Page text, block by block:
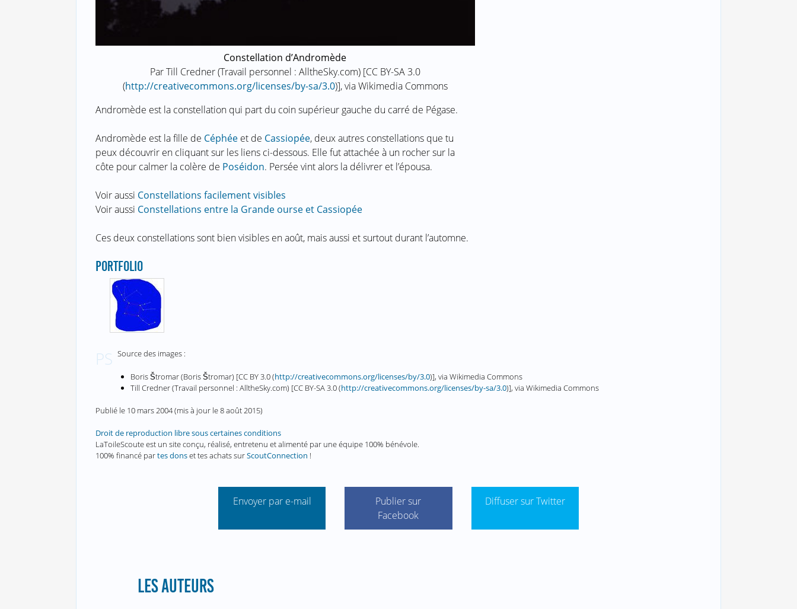
Constellation d’Andromède
Par Till Credner (Travail personnel : AlltheSky.com) [CC BY-SA 3.0
(http://creativecommons.org/licenses/by-sa/3.0)], via Wikimedia Commons
Andromède est la constellation qui part du coin supérieur gauche du carré de Pégase.
Andromède est la fille de Céphéeet de Cassiopée, deux autres constellations que tu
peux découvrir en cliquant sur les liens ci-dessous. Elle fut attachée à un rocher sur la
côte pour calmer la colère de Poséidon. Persée vint alors la délivrer et l’épousa.
Voir aussi Constellations facilement visibles
Voir aussi Constellations entre la Grande ourse et Cassiopée
Ces deux constellations sont bien visibles en août, mais aussi et surtout durant l’automne.
PORTFOLIO
PS Source des images :
Boris Štromar (Boris Štromar) [CC BY 3.0 (http://creativecommons.org/licenses/by/3.0)], via Wikimedia Commons
Till Credner (Travail personnel : AlltheSky.com) [CC BY-SA 3.0 (http://creativecommons.org/licenses/by-sa/3.0)], via Wikimedia Commons
Publié le 10 mars 2004(mis à jour le8 août 2015)
Droit de reproduction libre sous certaines conditions
LaToileScoute est un site conçu, réalisé, entretenu et alimenté par une équipe 100% bénévole.
100% financé partes donset tes achats surScoutConnection !
Envoyer par e-mail
Publier sur
Facebook
Diffuser sur Twitter
LES AUTEURS